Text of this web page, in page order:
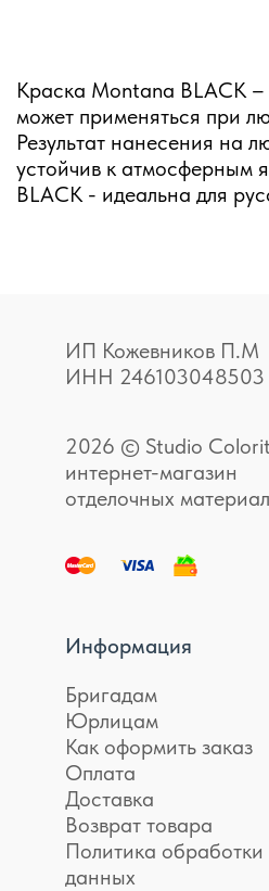
Краска Montana BLACK –
может применяться при
Результат нанесения на
устойчив к атмосферным
BLACK - идеальна для
ИП Кожевников П.М
ИНН 246103048503
2026 © Studio
интернет-магазин
отделочных
Информация
Бригадам
Юрлицам
Как оформить заказ
Оплата
Доставка
Возврат товара
Политика
данных